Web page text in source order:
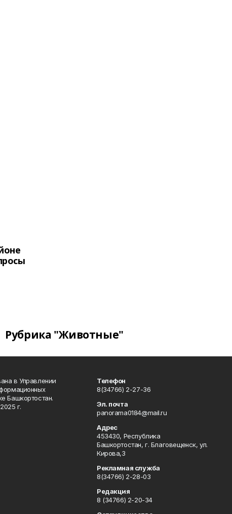
Рубрика "Животные"
в Управлении
Башкортостан.
г.
Телефон
8(34766) 2-27-36
Эл. почта
panorama0184@mail.ru
Адрес
453430, Республика
Башкортостан, г. Благовещенск, ул.
Кирова,3
Рекламная служба
8(34766) 2-28-03
Редакция
8 (34766) 2-20-34